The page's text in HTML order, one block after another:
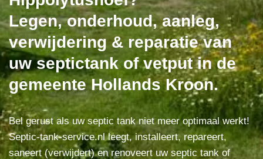
Legen, onderhoud, aanleg,
verwijdering & reparatie van
uw septictank of vetput in de
gemeente Hollands Kroon.
Bel gerust als uw septic tank niet meer optimaal werkt!
Septic-tank-service.nl leegt, installeert, repareert,
saneert (verwijdert) en renoveert uw septic tank of